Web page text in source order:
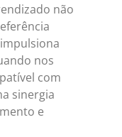
não
nos
com
sinergia
e